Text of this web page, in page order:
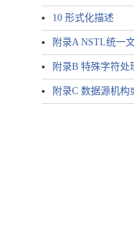
10 形式化描述
附录A NSTL统一
附录B 特殊字符处
附录C 数据源机构